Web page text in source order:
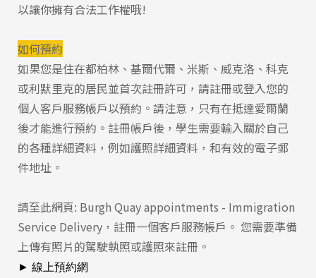
以讓你擁有合法工作權哦!
如何預約
如果您是住在都柏林、基爾代爾、米斯、威克洛、科克
或利默里克的居民並首次註冊許可，請註冊或登入您的
個人客戶服務帳戶以預約。請注意，只有在抵達愛爾蘭
後才能進行預約。註冊帳戶後，學生需要輸入關於自己
的各種詳細資料， 例如護照詳細資料，和有效的電子郵
件地址。
請至此網頁: Burgh Quay appointments - Immigration
Service Delivery ，註冊一個客戶服務帳戶。 您需要準備
上傳有照片的駕駛執照或護照來註冊。
► 線上預約網